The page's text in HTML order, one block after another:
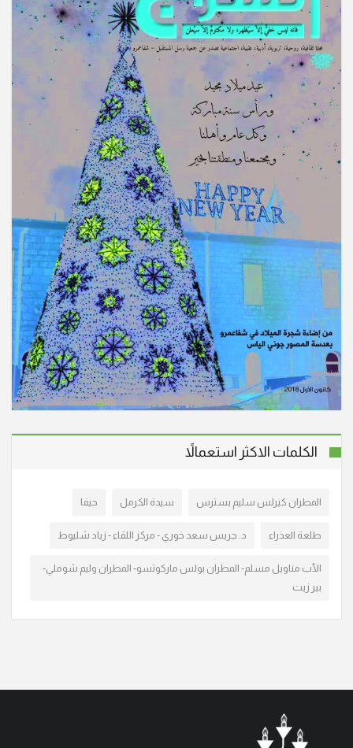
انتقل الى الأخدار السماوية في الناصرة، المأسوف على
شبابه الدكتور عصام مالك صافيه (أبو مالك) عن عمر ناهز
الـ 66 عاما. وسيشيع جثمانه الطاهر اليوم الاثنين 9/3/2026
الساعة الثالثة ب. ظ من كنيسة سيدة البشارة المارونية
في الناصرة ومن ثم الى مثواه الأخير. تقبل ال
انتقل إلى الأخدار السماوية، في شفاعمرو المربي خليل
طوباسي (أبو موريس) عن عمر ناهز الـ 88 عاما. وسيتم
تشييع جثمانه الطاهر اليوم السبت 1/11/2025 الساعة الثالثة
والنصف ب. ظ، من قاعة السيدة الرعوية ومن ث
انتقل الى الأمجاد السماوية في عيلبون، المأسوف على
شبابه سمعان صليح (أبو نديم)، عن عمر يناهز الـ 37 عاما.
وسيشيع جثمانه الطاهر، يوم غد الأحد 17/8/2025 الساعة
الثالثة بعد الظهر من كنيسة القديس جوارجيوس للروم
الكاثوليك، ومن ثم الى مثواه الأخير في القرية.
انتقل إلى الأخدار السماوية، في شفاعمرو المأسوف عليه
الخامسة ب. ظ، من قاعة السيدة الرعوية ومن
انتقل إلى الأخدار السماوية في يافة الناصرة، المأسوف على
شبابها فيروز نقولا – بضعان عن عمر يناهز الـ 38 عاما.
الأخير في مقبرة اللاتين في المدينة. تقبل التعازي يومي
الكلمات الاكثر استعمالاً
المطران كيرلس سليم بسترس سيدة الكرمل حيفا
طلعة العذراء د. جريس سعد خوري - مركز اللقاء - زياد شليوط
الأب مناويل مسلم- المطران بولس ماركوتسو- المطران وليم شوملي-
بير زيت